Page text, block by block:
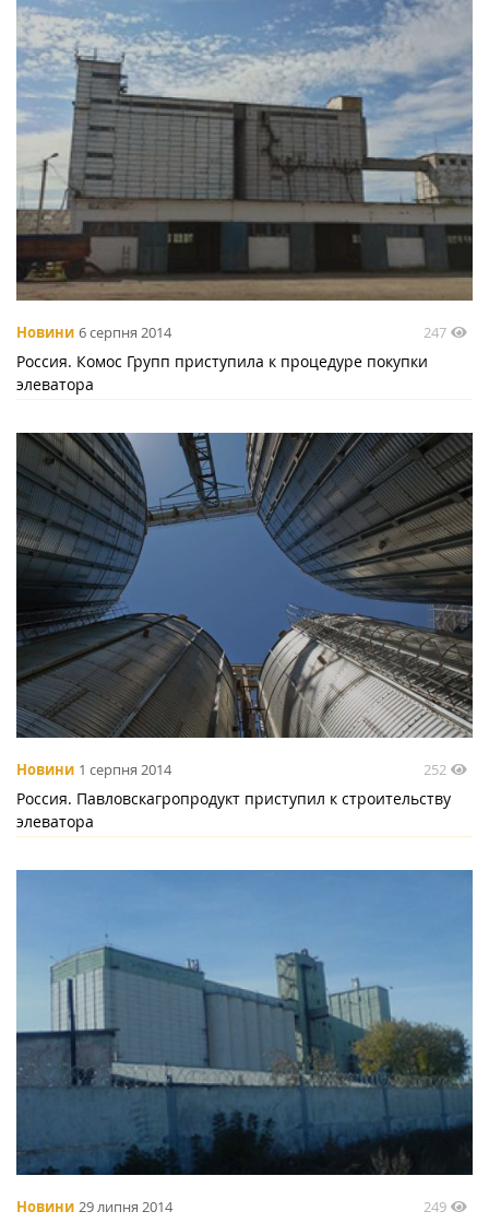
Новини 6 серпня 2014 247
Россия. Комос Групп приступила к процедуре покупки
элеватора
Новини 1 серпня 2014 252
Россия. Павловскагропродукт приступил к строительству
элеватора
Новини 29 липня 2014 249